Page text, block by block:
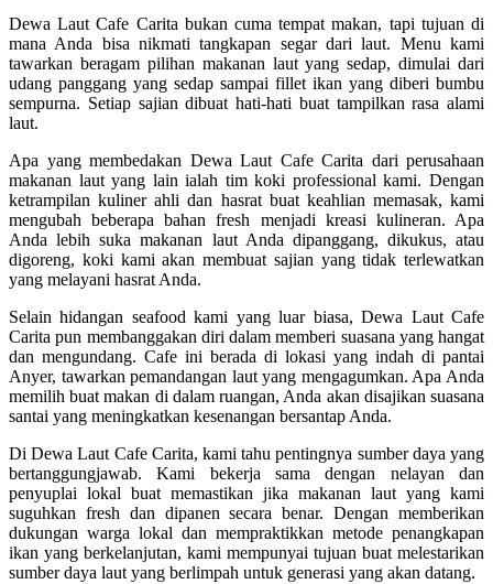
Dewa Laut Cafe Carita bukan cuma tempat makan, tapi tujuan di
mana Anda bisa nikmati tangkapan segar dari laut. Menu kami
tawarkan beragam pilihan makanan laut yang sedap, dimulai dari
udang panggang yang sedap sampai fillet ikan yang diberi bumbu
sempurna. Setiap sajian dibuat hati-hati buat tampilkan rasa alami
laut.
Apa yang membedakan Dewa Laut Cafe Carita dari perusahaan
makanan laut yang lain ialah tim koki professional kami. Dengan
ketrampilan kuliner ahli dan hasrat buat keahlian memasak, kami
mengubah beberapa bahan fresh menjadi kreasi kulineran. Apa
Anda lebih suka makanan laut Anda dipanggang, dikukus, atau
digoreng, koki kami akan membuat sajian yang tidak terlewatkan
yang melayani hasrat Anda.
Selain hidangan seafood kami yang luar biasa, Dewa Laut Cafe
Carita pun membanggakan diri dalam memberi suasana yang hangat
dan mengundang. Cafe ini berada di lokasi yang indah di pantai
Anyer, tawarkan pemandangan laut yang mengagumkan. Apa Anda
memilih buat makan di dalam ruangan, Anda akan disajikan suasana
santai yang meningkatkan kesenangan bersantap Anda.
Di Dewa Laut Cafe Carita, kami tahu pentingnya sumber daya yang
bertanggungjawab. Kami bekerja sama dengan nelayan dan
penyuplai lokal buat memastikan jika makanan laut yang kami
suguhkan fresh dan dipanen secara benar. Dengan memberikan
dukungan warga lokal dan mempraktikkan metode penangkapan
ikan yang berkelanjutan, kami mempunyai tujuan buat melestarikan
sumber daya laut yang berlimpah untuk generasi yang akan datang.